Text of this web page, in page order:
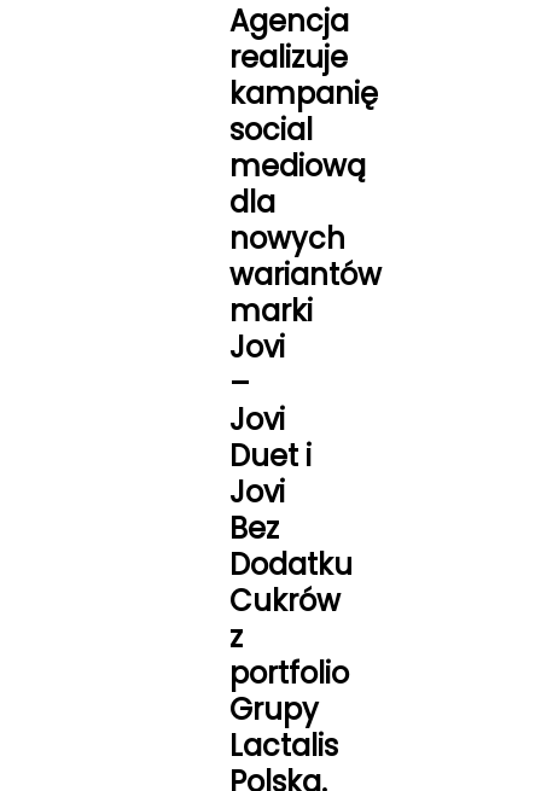
Agencja
realizuje
kampanię
social
mediową
dla
nowych
wariantów
marki
Jovi
–
Jovi
Duet i
Jovi
Bez
Dodatku
Cukrów
z
portfolio
Grupy
Lactalis
Polska.